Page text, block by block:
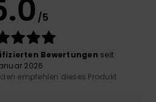
/5
Bewertungen seit
2026
empfehlen dieses Produkt